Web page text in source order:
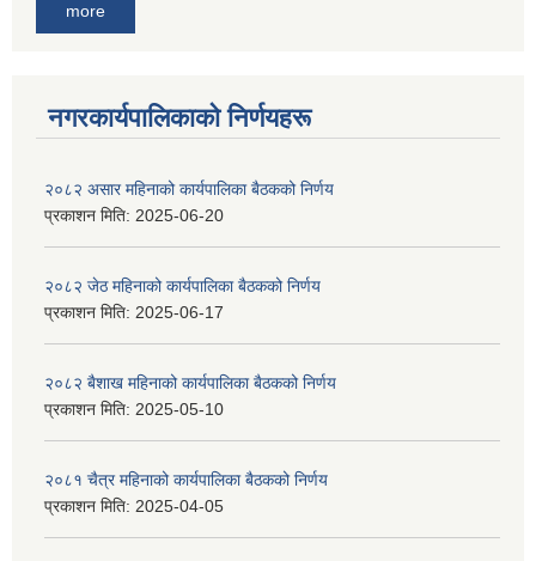
more
नगरकार्यपालिकाकाे निर्णयहरू
२०८२ असार महिनाको कार्यपालिका बैठकको निर्णय
प्रकाशन मिति: 2025-06-20
२०८२ जेठ महिनाको कार्यपालिका बैठकको निर्णय
प्रकाशन मिति: 2025-06-17
२०८२ बैशाख महिनाको कार्यपालिका बैठकको निर्णय
प्रकाशन मिति: 2025-05-10
२०८१ चैत्र महिनाको कार्यपालिका बैठकको निर्णय
प्रकाशन मिति: 2025-04-05